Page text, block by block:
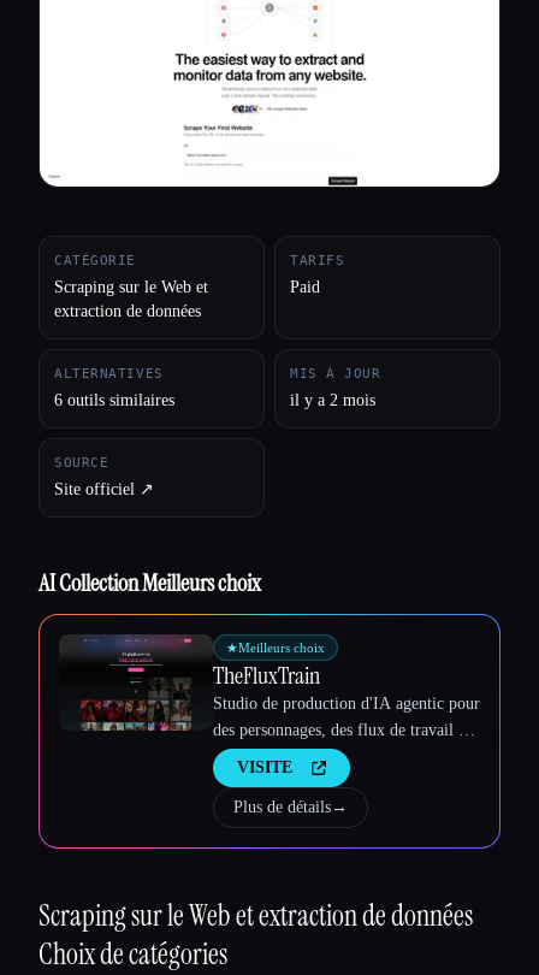
CATÉGORIE
Scraping sur le Web et
extraction de données
TARIFS
Paid
ALTERNATIVES
6 outils similaires
MIS À JOUR
il y a 2 mois
SOURCE
Site officiel ↗︎
AI Collection Meilleurs choix
★Meilleurs choix
TheFluxTrain
Studio de production d'IA agentic pour
des personnages, des flux de travail et
des vidéos cohérents
VISITE
Plus de détails→
Scraping sur le Web et extraction de données
Choix de catégories